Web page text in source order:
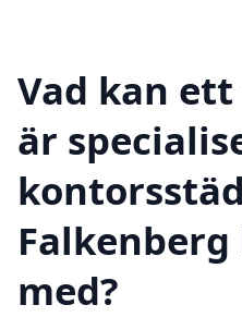
Vad kan
är
med?